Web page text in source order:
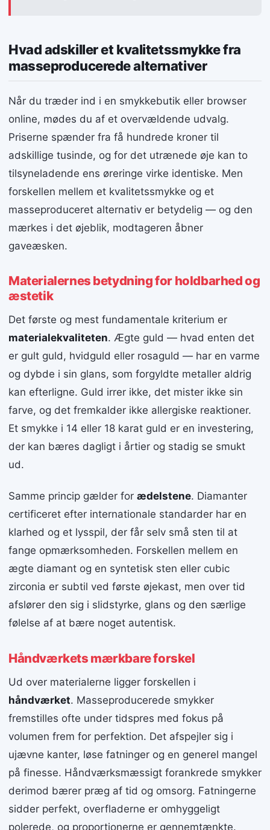
Hvad adskiller et kvalitetssmykke fra
masseproducerede alternativer
Når du træder ind i en smykkebutik eller browser
online, mødes du af et overvældende udvalg.
Priserne spænder fra få hundrede kroner til
adskillige tusinde, og for det utrænede øje kan to
tilsyneladende ens øreringe virke identiske. Men
forskellen mellem et kvalitetssmykke og et
masseproduceret alternativ er betydelig — og den
mærkes i det øjeblik, modtageren åbner
gaveæsken.
Materialernes betydning for holdbarhed og
æstetik
Det første og mest fundamentale kriterium er
materialekvaliteten. Ægte guld — hvad enten det
er gult guld, hvidguld eller rosaguld — har en varme
og dybde i sin glans, som forgyldte metaller aldrig
kan efterligne. Guld irrer ikke, det mister ikke sin
farve, og det fremkalder ikke allergiske reaktioner.
Et smykke i 14 eller 18 karat guld er en investering,
der kan bæres dagligt i årtier og stadig se smukt
ud.
Samme princip gælder for ædelstene. Diamanter
certificeret efter internationale standarder har en
klarhed og et lysspil, der får selv små sten til at
fange opmærksomheden. Forskellen mellem en
ægte diamant og en syntetisk sten eller cubic
zirconia er subtil ved første øjekast, men over tid
afslører den sig i slidstyrke, glans og den særlige
følelse af at bære noget autentisk.
Håndværkets mærkbare forskel
Ud over materialerne ligger forskellen i
håndværket. Masseproducerede smykker
fremstilles ofte under tidspres med fokus på
volumen frem for perfektion. Det afspejler sig i
ujævne kanter, løse fatninger og en generel mangel
på finesse. Håndværksmæssigt forankrede smykker
derimod bærer præg af tid og omsorg. Fatningerne
sidder perfekt, overfladerne er omhyggeligt
polerede, og proportionerne er gennemtænkte.